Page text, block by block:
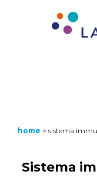
home > sistema
Sistema